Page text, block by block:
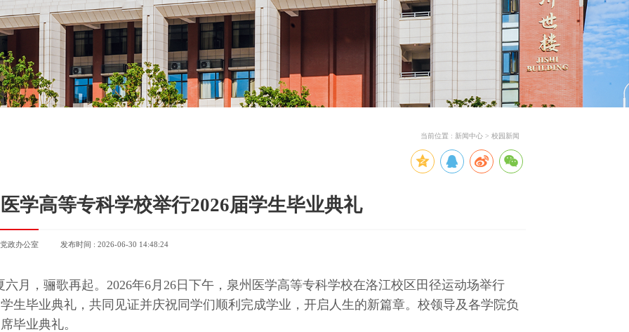
当前位置 : 新闻中心> 校园新闻
学高等专科学校举行2026届学生毕业典礼
政办公室 发布时间 : 2026-06-30 14:48:24
六月，骊歌再起。2026年6月26日下午，泉州医学高等专科学校在洛江校区田径运动场举行
生毕业典礼，共同见证并庆祝同学们顺利完成学业，开启人生的新篇章。校领导及各学院负
毕业典礼。